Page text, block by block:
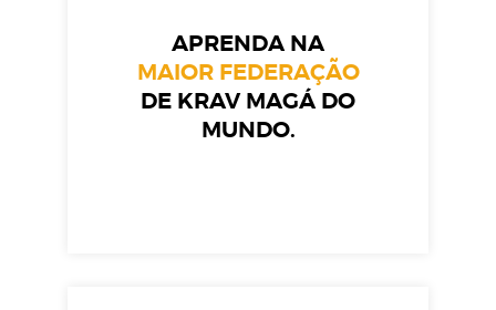
APRENDA NA
MAIOR FEDERAÇÃO
DE KRAV MAGÁ DO
MUNDO.